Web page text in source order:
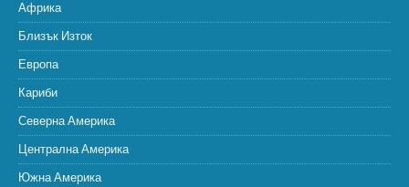
Африка
Близък Изток
Европа
Кариби
Северна Америка
Централна Америка
Южна Америка